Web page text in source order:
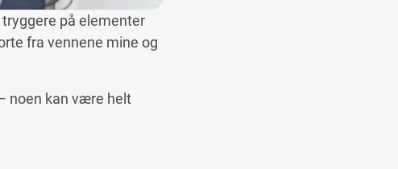
på elementer
fra vennene mine og
noen kan være helt